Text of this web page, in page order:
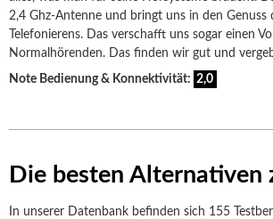
2,4 Ghz-Antenne und bringt uns in den Genuss
Telefonierens. Das verschafft uns sogar einen
Normalhörenden. Das finden wir gut und
Note Bedienung & Konnektivität: 2,0
Die besten Alternativen
In unserer Datenbank befinden sich 155